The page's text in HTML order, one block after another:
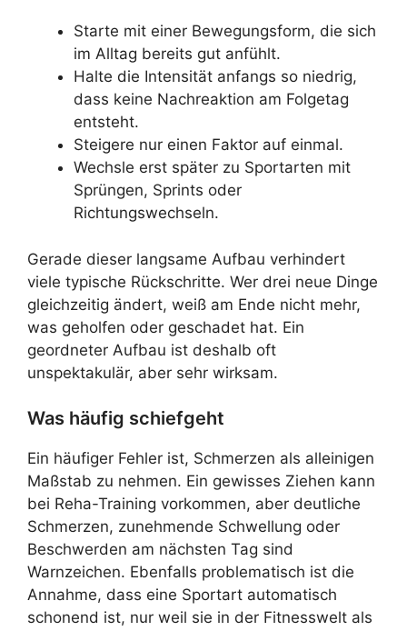
Starte mit einer Bewegungsform, die sich
im Alltag bereits gut anfühlt.
Halte die Intensität anfangs so niedrig,
dass keine Nachreaktion am Folgetag
entsteht.
Steigere nur einen Faktor auf einmal.
Wechsle erst später zu Sportarten mit
Sprüngen, Sprints oder
Richtungswechseln.
Gerade dieser langsame Aufbau verhindert
viele typische Rückschritte. Wer drei neue Dinge
gleichzeitig ändert, weiß am Ende nicht mehr,
was geholfen oder geschadet hat. Ein
geordneter Aufbau ist deshalb oft
unspektakulär, aber sehr wirksam.
Was häufig schiefgeht
Ein häufiger Fehler ist, Schmerzen als alleinigen
Maßstab zu nehmen. Ein gewisses Ziehen kann
bei Reha-Training vorkommen, aber deutliche
Schmerzen, zunehmende Schwellung oder
Beschwerden am nächsten Tag sind
Warnzeichen. Ebenfalls problematisch ist die
Annahme, dass eine Sportart automatisch
schonend ist, nur weil sie in der Fitnesswelt als